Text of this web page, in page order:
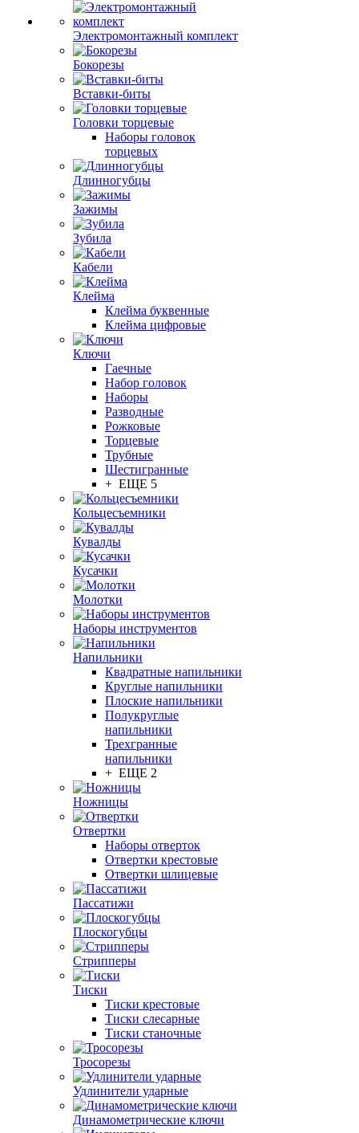
Электромонтажный комплект
Бокорезы
Вставки-биты
Головки торцевые
Наборы головок
торцевых
Длинногубцы
Зажимы
Зубила
Кабели
Клейма
Клейма буквенные
Клейма цифровые
Ключи
Гаечные
Набор головок
Наборы
Разводные
Рожковые
Торцевые
Трубные
Шестигранные
+ ЕЩЕ 5
Кольцесъемники
Кувалды
Кусачки
Молотки
Наборы инструментов
Напильники
Квадратные напильники
Круглые напильники
Плоские напильники
Полукруглые
напильники
Трехгранные
напильники
+ ЕЩЕ 2
Ножницы
Отвертки
Наборы отверток
Отвертки крестовые
Отвертки шлицевые
Пассатижи
Плоскогубцы
Стрипперы
Тиски
Тиски крестовые
Тиски слесарные
Тиски станочные
Тросорезы
Удлинители ударные
Динамометрические ключи